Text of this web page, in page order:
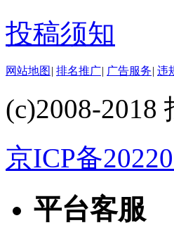
投稿须知
网站地图 | 排名推广| 广告服务| 违
(c)2008-2018
京ICP备
平台客服